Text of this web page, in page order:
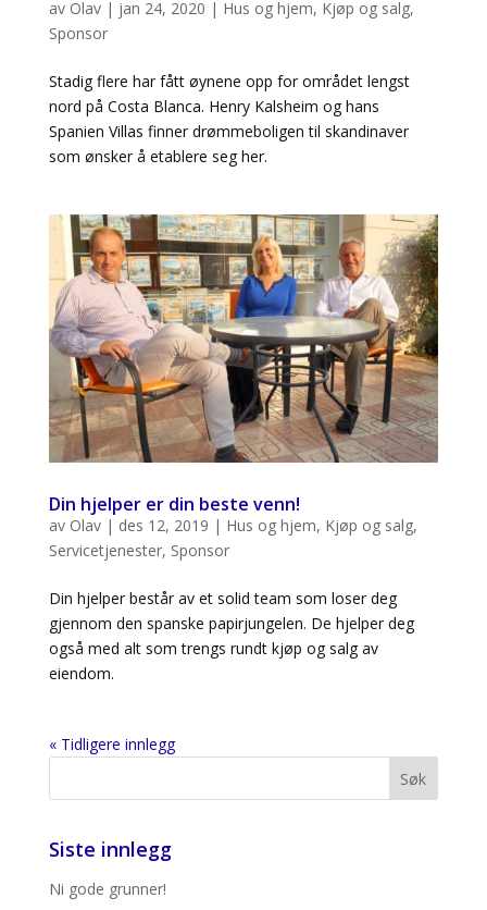
av Olav| jan 24, 2020 | Hus og hjem, Kjøp og salg,
Sponsor
Stadig flere har fått øynene opp for området lengst
nord på Costa Blanca. Henry Kalsheim og hans
Spanien Villas finner drømmeboligen til skandinaver
som ønsker å etablere seg her.
Din hjelper er din beste venn!
av Olav| des 12, 2019 | Hus og hjem, Kjøp og salg,
Servicetjenester, Sponsor
Din hjelper består av et solid team som loser deg
gjennom den spanske papirjungelen. De hjelper deg
også med alt som trengs rundt kjøp og salg av
eiendom.
« Tidligere innlegg
Siste innlegg
Ni gode grunner!